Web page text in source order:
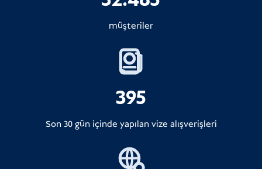
müşteriler
395
Son 30 gün içinde yapılan vize alışverişleri